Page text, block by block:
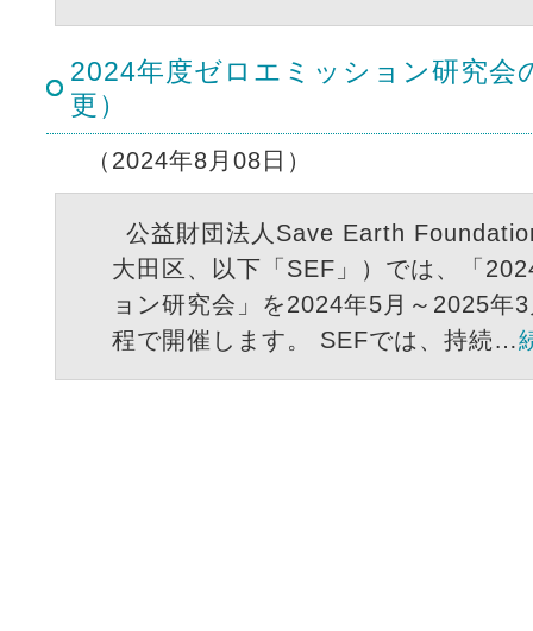
2024年度ゼロエミッション研究会
更）
（2024年8月08日）
公益財団法人Save Earth
大田区、以下「SEF」）では、「
ョン研究会」を2024年5月～2025年
程で開催します。 SEFでは、持続…